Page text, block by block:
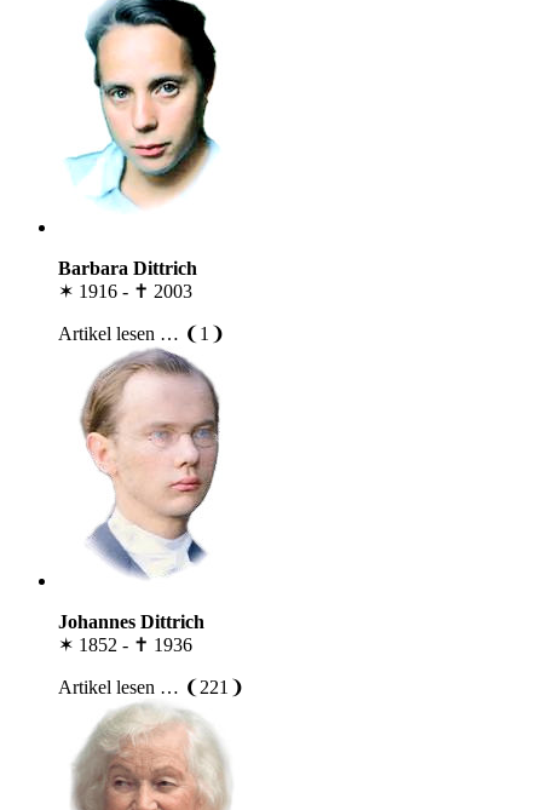
Barbara Dittrich
✶ 1916 - ✝ 2003
Artikel lesen … ❨1❩
Johannes Dittrich
✶ 1852 - ✝ 1936
Artikel lesen … ❨221❩